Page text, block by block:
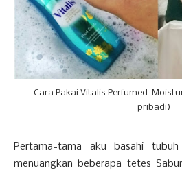
Cara Pakai Vitalis Perfumed
pribadi)
Pertama-tama aku basahi
menuangkan beberapa tetes